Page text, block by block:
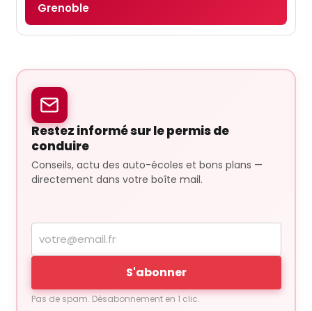
Grenoble
Restez informé sur le permis de
conduire
Conseils, actu des auto-écoles et bons plans —
directement dans votre boîte mail.
adresse
mail
S'abonner
Pas de spam. Désabonnement en 1 clic.